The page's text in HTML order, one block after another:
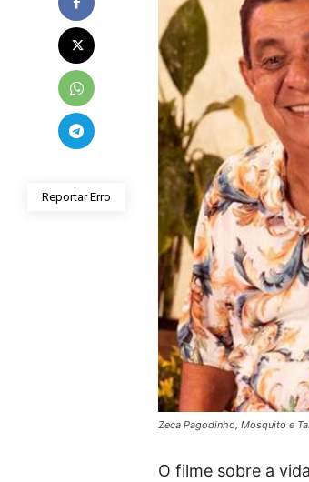
Reportar Erro
Zeca Pagodinho, Mosquito e
O filme sobre a